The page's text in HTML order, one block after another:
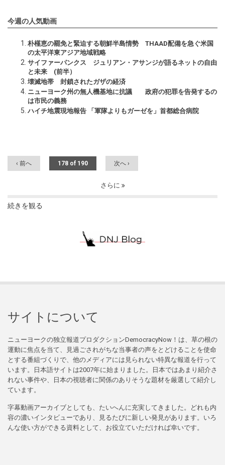
今週の人気動画
朴槿恵の罷免と緊迫する朝鮮半島情勢 THAAD配備を急ぐ米国
の太平洋東アジア地域戦略
サイファーパンクス ジュリアン・アサンジが語るネットの自由
と未来 (前半）
壊滅地帯 封鎖されたガザの経済
ニューヨーク州の無人機基地に抗議 政府の犯罪を告発するの
は市民の義務
ハイチ地震現地報告 「軍隊よりもガーゼを」首都総合病院
‹ 前へ 178 of 190 次へ ›
さらに
続きを観る
サイトについて
ニューヨークの独立報道プロダクションDemocracyNow！は、草の根の
運動に焦点を当て、見過ごされがちな当事者の声をとどけることを使命
とする番組づくりで、他のメディアには見られない特異な報道を行って
います。日本語サイトは2007年に始まりました。日本ではあまり紹介さ
れない事件や、日本の視聴者に関係のありそうな題材を厳選して紹介し
ています。
字幕動画アーカイブとしても、たいへんに充実してきました。どれも内
容の濃いインタビューであり、見るたびに新しい発見があります。いろ
んな使い方ができる資料として、お役立ていただければ幸いです。